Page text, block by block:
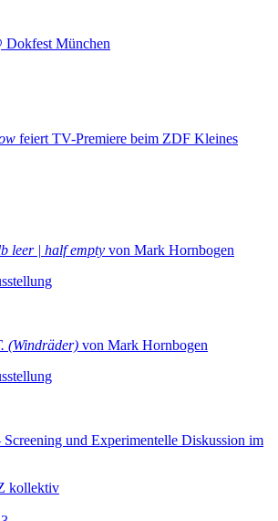
Dokfest München
feiert TV-Premiere beim ZDF Kleines
leer | half empty von Mark Hornbogen
(Windräder) von Mark Hornbogen
Screening und Experimentelle Diskussion im
kollektiv